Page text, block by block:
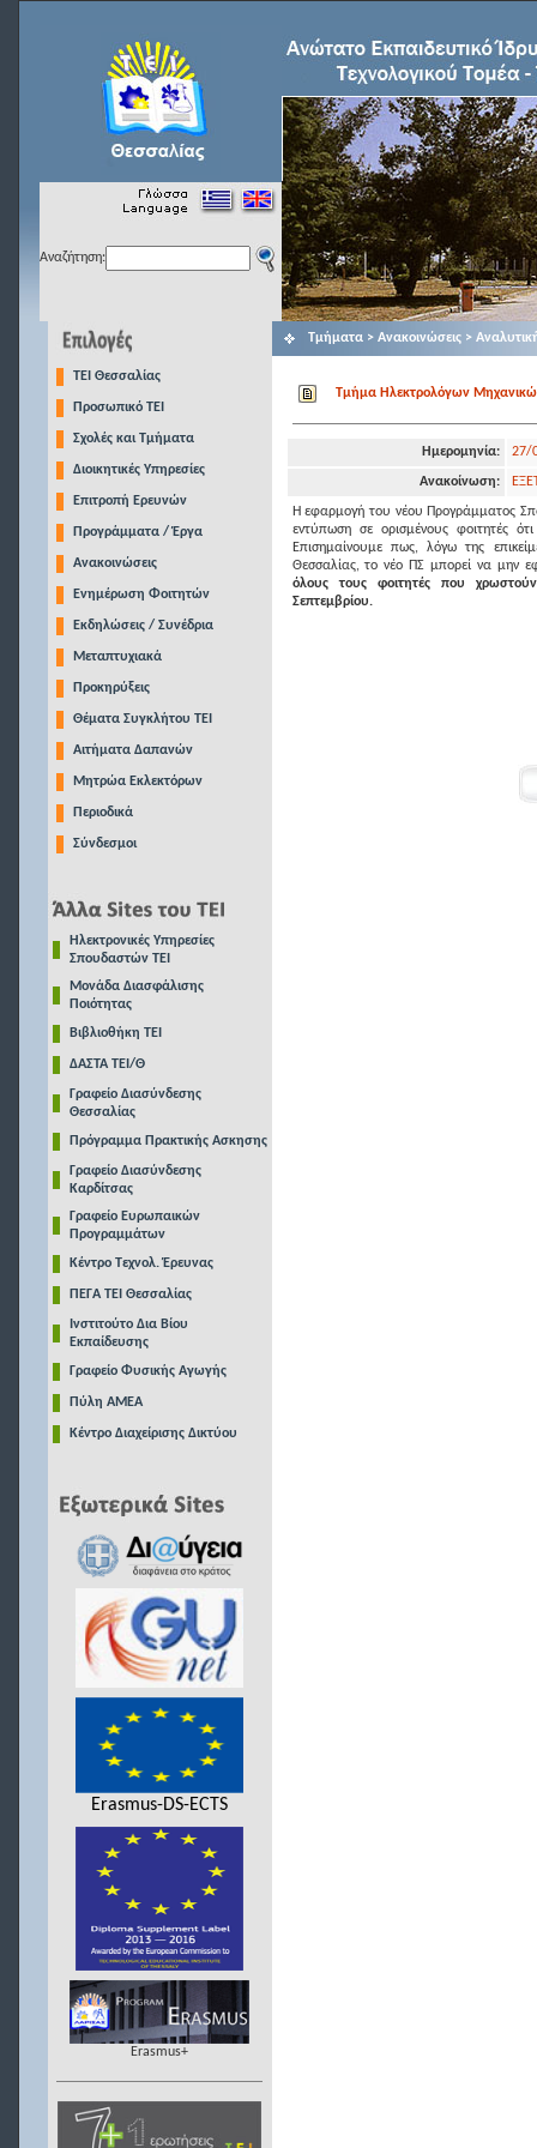
Αναζήτηση:
TEI Θεσσαλίας
Προσωπικό ΤΕΙ
Σχολές και Τμήματα
Διοικητικές Υπηρεσίες
Επιτροπή Ερευνών
Προγράμματα / Έργα
Ανακοινώσεις
Ενημέρωση Φοιτητών
Εκδηλώσεις / Συνέδρια
Μεταπτυχιακά
Προκηρύξεις
Θέματα Συγκλήτου ΤΕΙ
Αιτήματα Δαπανών
Μητρώα Εκλεκτόρων
Περιοδικά
Σύνδεσμοι
Ηλεκτρονικές Υπηρεσίες
Σπουδαστών ΤΕΙ
Μονάδα Διασφάλισης
Ποιότητας
Βιβλιοθήκη ΤΕΙ
ΔΑΣΤΑ ΤΕΙ/Θ
Γραφείο Διασύνδεσης
Θεσσαλίας
Πρόγραμμα Πρακτικής Ασκησης
Γραφείο Διασύνδεσης
Καρδίτσας
Γραφείο Ευρωπαικών
Προγραμμάτων
Κέντρο Τεχνολ. Έρευνας
ΠΕΓΑ ΤΕΙ Θεσσαλίας
Ινστιτούτο Δια Βίου
Εκπαίδευσης
Γραφείο Φυσικής Αγωγής
Πύλη ΑΜΕΑ
Κέντρο Διαχείρισης Δικτύου
Erasmus-DS-ECTS
Erasmus+
Τμήματα > Ανακοινώσεις >
Τμήμα Ηλεκτρολόγων Μηχανικών
Ημερομηνία: 27/
Ανακοίνωση:
Η εφαρμογή του νέου Προγράμματος
εντύπωση σε ορισμένους φοιτητές
Επισημαίνουμε πως, λόγω της
Θεσσαλίας, το νέο ΠΣ μπορεί να μην
όλους τους φοιτητές που
Σεπτεμβρίου.